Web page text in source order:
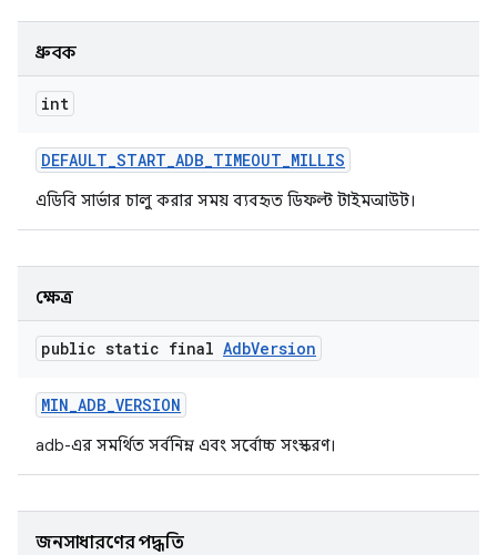
ধ্রুবক
int
DEFAULT_START_ADB_TIMEOUT_MILLIS
এডিবি সার্ভার চালু করার সময় ব্যবহৃত ডিফল্ট টাইমআউট।
ক্ষেত্র
public static final AdbVersion
MIN_ADB_VERSION
adb-এর সমর্থিত সর্বনিম্ন এবং সর্বোচ্চ সংস্করণ।
জনসাধারণের পদ্ধতি